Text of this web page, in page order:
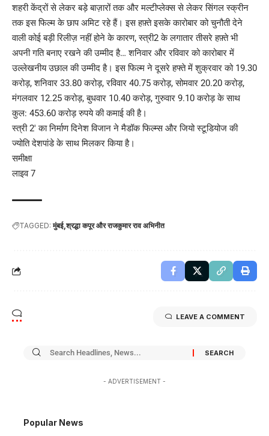
शहरी केंद्रों से लेकर बड़े बाज़ारों तक और मल्टीप्लेक्स से लेकर सिंगल स्क्रीन
तक इस फिल्म के छाप अमिट रहे हैं। इस हफ़्ते इसके कारोबार को चुनौती देने
वाली कोई बड़ी रिलीज़ नहीं होने के कारण, स्त्री2 के लगातार तीसरे हफ़्ते भी
अपनी गति बनाए रखने की उम्मीद है… शनिवार और रविवार को कारोबार में
उल्लेखनीय उछाल की उम्मीद है। इस फिल्म ने दूसरे हफ्ते में शुक्रवार को 19.30
करोड़, शनिवार 33.80 करोड़, रविवार 40.75 करोड़, सोमवार 20.20 करोड़,
मंगलवार 12.25 करोड़, बुधवार 10.40 करोड़, गुरुवार 9.10 करोड़ के साथ
कुल: 453.60 करोड़ रुपये की कमाई की है।
स्त्री 2′ का निर्माण दिनेश विजान ने मैडॉक फिल्म्स और जियो स्टूडियोज की
ज्योति देशपांडे के साथ मिलकर किया है।
समीक्षा
लाइव 7
TAGGED: मुंबई श्रद्धा कपूर और राजकुमार राव अभिनीत
LEAVE A COMMENT
- ADVERTISEMENT -
Popular News